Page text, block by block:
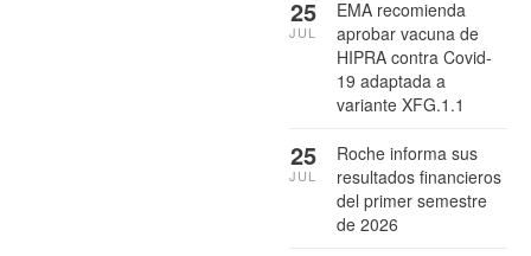
EMA recomienda
aprobar vacuna de
HIPRA contra Covid-
19 adaptada a
variante XFG.1.1
25
JUL
Roche informa sus
resultados financieros
del primer semestre
de 2026
25
JUL